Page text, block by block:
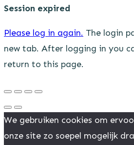
Session expired
Please log in again. The login
new tab. After logging in you
return to this page.
We gebruiken cookies om
onze site zo soepel mogelijk